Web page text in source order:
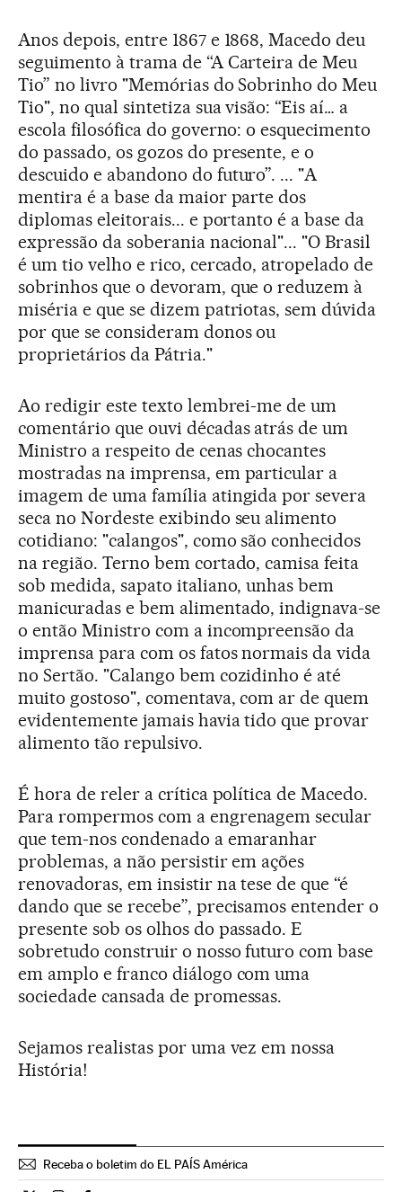
Anos depois, entre 1867 e 1868, Macedo deu
seguimento à trama de “A Carteira de Meu
Tio” no livro "Memórias do Sobrinho do Meu
Tio", no qual sintetiza sua visão: “Eis aí… a
escola filosófica do governo: o esquecimento
do passado, os gozos do presente, e o
descuido e abandono do futuro”. ... "A
mentira é a base da maior parte dos
diplomas eleitorais... e portanto é a base da
expressão da soberania nacional"... "O Brasil
é um tio velho e rico, cercado, atropelado de
sobrinhos que o devoram, que o reduzem à
miséria e que se dizem patriotas, sem dúvida
por que se consideram donos ou
proprietários da Pátria."
Ao redigir este texto lembrei-me de um
comentário que ouvi décadas atrás de um
Ministro a respeito de cenas chocantes
mostradas na imprensa, em particular a
imagem de uma família atingida por severa
seca no Nordeste exibindo seu alimento
cotidiano: "calangos", como são conhecidos
na região. Terno bem cortado, camisa feita
sob medida, sapato italiano, unhas bem
manicuradas e bem alimentado, indignava-se
o então Ministro com a incompreensão da
imprensa para com os fatos normais da vida
no Sertão. "Calango bem cozidinho é até
muito gostoso", comentava, com ar de quem
evidentemente jamais havia tido que provar
alimento tão repulsivo.
É hora de reler a crítica política de Macedo.
Para rompermos com a engrenagem secular
que tem-nos condenado a emaranhar
problemas, a não persistir em ações
renovadoras, em insistir na tese de que “é
dando que se recebe”, precisamos entender o
presente sob os olhos do passado. E
sobretudo construir o nosso futuro com base
em amplo e franco diálogo com uma
sociedade cansada de promessas.
Sejamos realistas por uma vez em nossa
História!
Receba o boletim do EL PAÍS América